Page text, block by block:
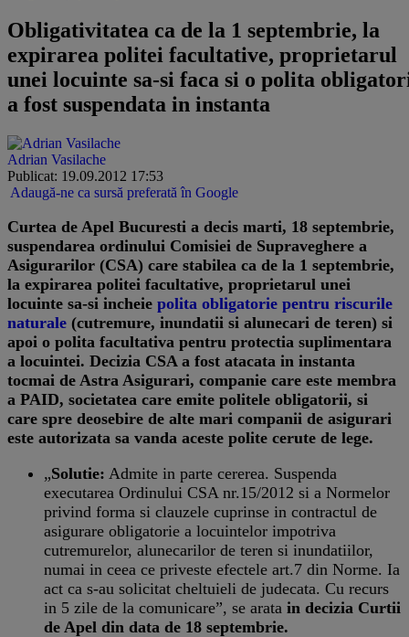
Obligativitatea ca de la 1 septembrie, la
expirarea politei facultative, proprietarul
unei locuinte sa-si faca si o polita
a fost suspendata in instanta
Adrian Vasilache
Publicat: 19.09.2012 17:53
Adaugă-ne ca sursă preferată în Google
Curtea de Apel Bucuresti a decis marti, 18 septembrie,
suspendarea ordinului Comisiei de Supraveghere a
Asigurarilor (CSA) care stabilea ca de la 1 septembrie,
la expirarea politei facultative, proprietarul unei
locuinte sa-si incheie polita obligatorie pentru riscurile
naturale (cutremure, inundatii si alunecari de teren) si
apoi o polita facultativa pentru protectia suplimentara
a locuintei. Decizia CSA a fost atacata in instanta
tocmai de Astra Asigurari, companie care este membra
a PAID, societatea care emite politele obligatorii, si
care spre deosebire de alte mari companii de asigurari
este autorizata sa vanda aceste polite cerute de lege.
„Solutie: Admite in parte cererea. Suspenda
executarea Ordinului CSA nr.15/2012 si a Normelor
privind forma si clauzele cuprinse in contractul de
asigurare obligatorie a locuintelor impotriva
cutremurelor, alunecarilor de teren si inundatiilor,
numai in ceea ce priveste efectele art.7 din Norme. Ia
act ca s-au solicitat cheltuieli de judecata. Cu recurs
in 5 zile de la comunicare”, se arata in decizia Curtii
de Apel din data de 18 septembrie.